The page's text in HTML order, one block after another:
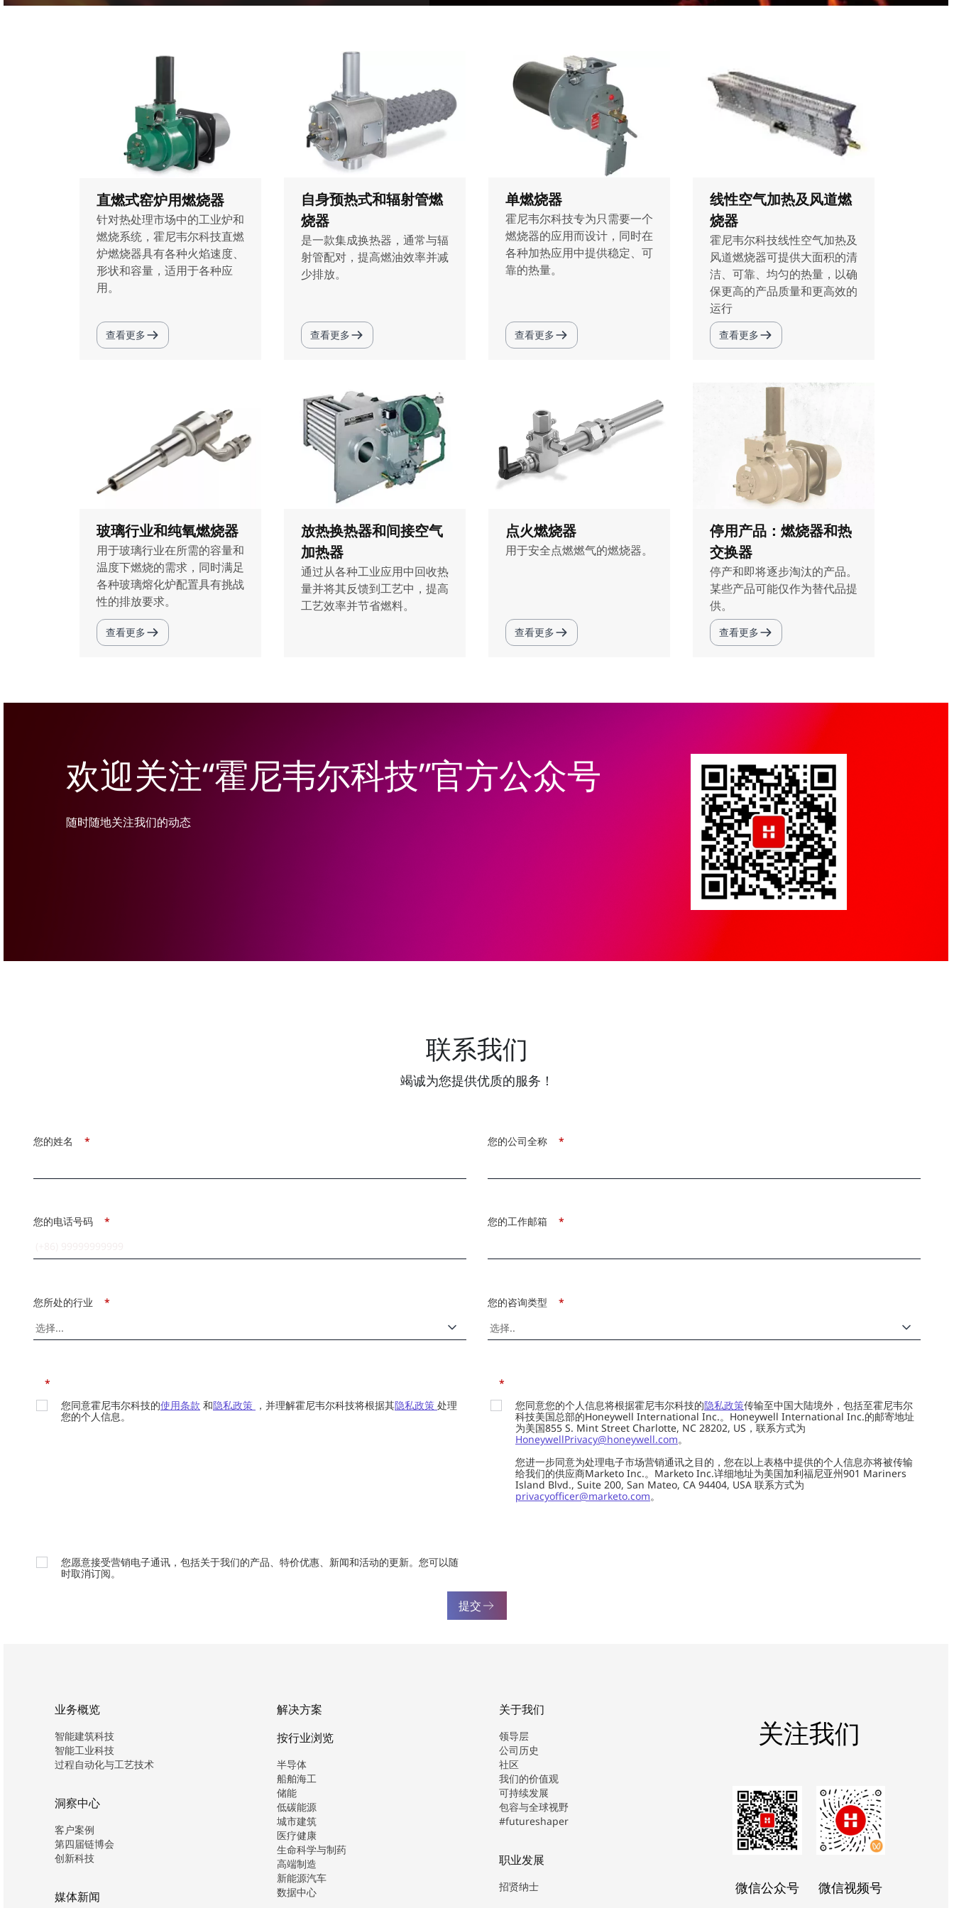
直燃式窑炉用燃烧器
针对热处理市场中的工业炉和
燃烧系统，霍尼韦尔科技直燃
炉燃烧器具有各种火焰速度、
形状和容量，适用于各种应
用。
查看更多
自身预热式和辐射管燃
烧器
是一款集成换热器，通常与辐
射管配对，提高燃油效率并减
少排放。
查看更多
单燃烧器
霍尼韦尔科技专为只需要一个
燃烧器的应用而设计，同时在
各种加热应用中提供稳定、可
靠的热量。
查看更多
线性空气加热及风道燃
烧器
霍尼韦尔科技线性空气加热及
风道燃烧器可提供大面积的清
洁、可靠、均匀的热量，以确
保更高的产品质量和更高效的
运行
查看更多
玻璃行业和纯氧燃烧器
用于玻璃行业在所需的容量和
温度下燃烧的需求，同时满足
各种玻璃熔化炉配置具有挑战
性的排放要求。
查看更多
放热换热器和间接空气
加热器
通过从各种工业应用中回收热
量并将其反馈到工艺中，提高
工艺效率并节省燃料。
点火燃烧器
用于安全点燃燃气的燃烧器。
查看更多
停用产品：燃烧器和热
交换器
停产和即将逐步淘汰的产品。
某些产品可能仅作为替代品提
供。
查看更多
欢迎关注“霍尼韦尔科技”官方公众号
随时随地关注我们的动态
联系我们
竭诚为您提供优质的服务！
*
您的姓名 *
您的公司全称
*
您的电话号码 *
您的工作邮箱
*
您所处的行业 *
您的咨询类型
*
您同意霍尼韦尔科技的使用条款 和隐私政策 ，并理解霍尼韦尔科技将根据其隐私政策 处理
您的个人信息。
*
您同意您的个人信息将根据霍尼韦尔科技的隐私政策传输至中国大陆境外，包括至霍尼韦尔
科技美国总部的Honeywell International Inc.。Honeywell International Inc.的邮寄地址
为美国855 S. Mint Street Charlotte, NC 28202, US，联系方式为
HoneywellPrivacy@honeywell.com。
您进一步同意为处理电子市场营销通讯之目的，您在以上表格中提供的个人信息亦将被传输
给我们的供应商Marketo Inc.。Marketo Inc.详细地址为美国加利福尼亚州901 Mariners
Island Blvd., Suite 200, San Mateo, CA 94404, USA 联系方式为
privacyofficer@marketo.com。
您愿意接受营销电子通讯，包括关于我们的产品、特价优惠、新闻和活动的更新。您可以随
时取消订阅。
提交
业务概览
智能建筑科技
智能工业科技
过程自动化与工艺技术
洞察中心
客户案例
第四届链博会
创新科技
媒体新闻
解决方案
按行业浏览
半导体
船舶海工
储能
低碳能源
城市建筑
医疗健康
生命科学与制药
高端制造
新能源汽车
数据中心
关于我们
领导层
公司历史
社区
我们的价值观
可持续发展
包容与全球视野
#futureshaper
职业发展
招贤纳士
关注我们
微信公众号 微信视频号